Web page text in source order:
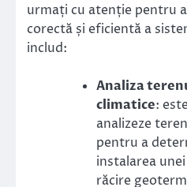
urmați cu atenție pentru
corectă și eficientă a
includ:
Analiza
climatice:
analizeze
pentru a
instalarea
răcire